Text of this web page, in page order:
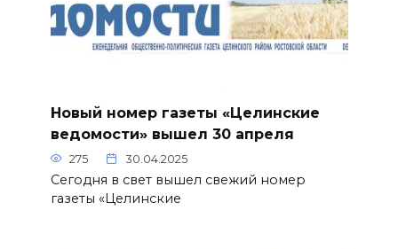
Новый номер газеты «Целинские
ведомости» вышел 30 апреля
275 30.04.2025
Сегодня в свет вышел свежий номер
газеты «Целинские